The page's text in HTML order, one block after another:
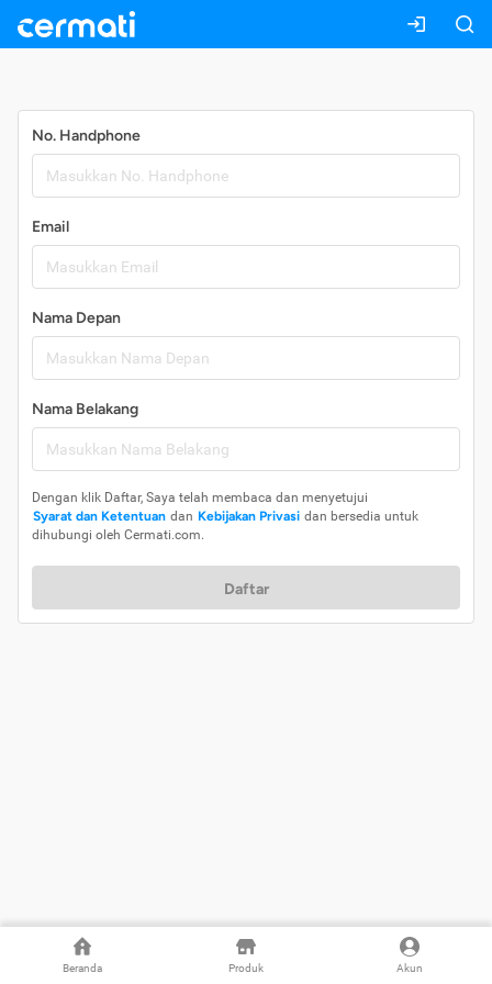
Beranda Produk Akun
No. Handphone
Email
Nama Depan
Nama Belakang
Dengan klik Daftar, Saya telah membaca dan menyetujui
Syarat dan Ketentuan dan Kebijakan Privasi dan bersedia untuk
dihubungi oleh Cermati.com.
Daftar